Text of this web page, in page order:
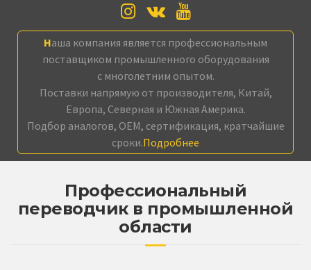
Наша компания является профессиональным
поставщиком промышленного оборудования
с многолетним опытом.
Поставки напрямую от производителя, Китай,
Европа, Северная и Южная Америка.
Подбор аналогов, OEM, сертификация, кратчайшие
сроки.Подробнее
Профессиональный
переводчик в промышленной
области